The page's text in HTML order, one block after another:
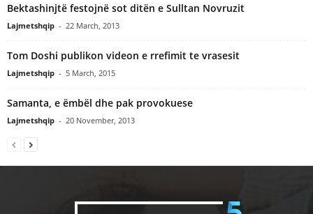
Bektashinjtë festojnë sot ditën e Sulltan Novruzit
Lajmetshqip - 22 March, 2013
Tom Doshi publikon videon e rrefimit te vrasesit
Lajmetshqip - 5 March, 2015
Samanta, e ëmbël dhe pak provokuese
Lajmetshqip - 20 November, 2013